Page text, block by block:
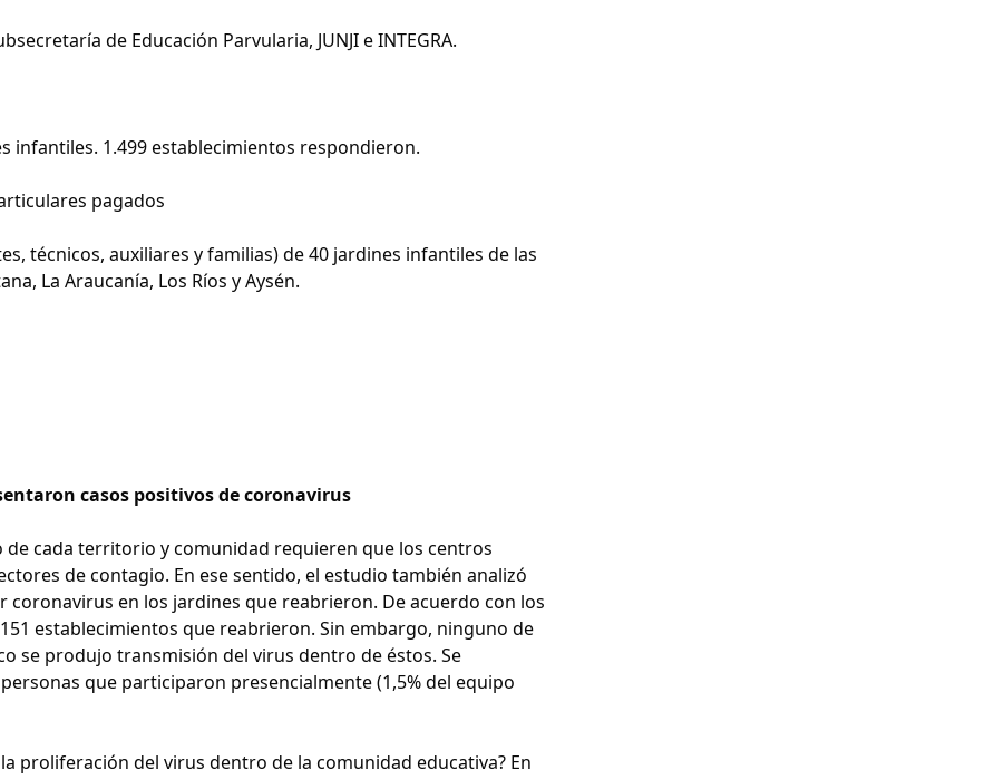
de Educación Parvularia, JUNJI e INTEGRA.
infantiles. 1.499 establecimientos respondieron.
pagados
técnicos, auxiliares y familias) de 40 jardines infantiles de las
La Araucanía, Los Ríos y Aysén.
casos positivos de coronavirus
cada territorio y comunidad requieren que los centros
de contagio. En ese sentido, el estudio también analizó
coronavirus en los jardines que reabrieron. De acuerdo con los
establecimientos que reabrieron. Sin embargo, ninguno de
se produjo transmisión del virus dentro de éstos. Se
que participaron presencialmente (1,5% del equipo
proliferación del virus dentro de la comunidad educativa? En